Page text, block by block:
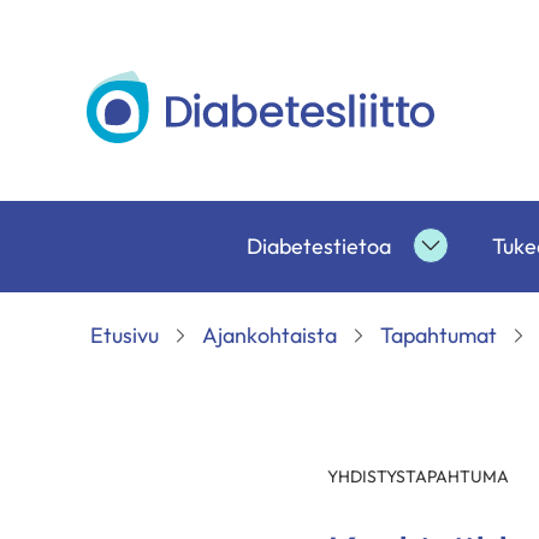
Diabetesliitto
Diabetestietoa
alasivut
Etusivu
Ajankohtaista Tapahtumat
YHDISTYSTAPAHTUMA